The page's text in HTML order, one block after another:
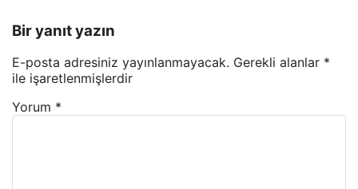
Bir yanıt yazın
E-posta adresiniz yayınlanmayacak. Gerekli alanlar *
ile işaretlenmişlerdir
Yorum *